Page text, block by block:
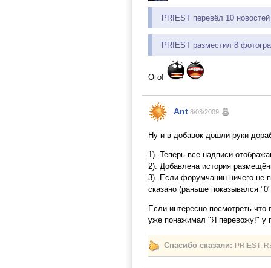
PRIEST перевёл 10 новостей
PRIEST разместил 8
Ого!
Ant 8/03/2009
Ну и в добавок дошли руки
1). Теперь все надписи
2). Добавлена история
3). Если форумчанин ничего не
сказано (раньше показывался
Если интересно посмотреть
уже понажимал "Я перевожу!" у
Спасибо сказали: PRIEST,